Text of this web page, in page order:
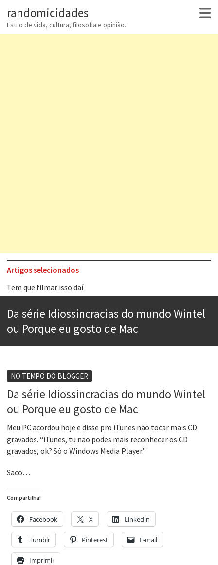
randomicidades
Estilo de vida, cultura, filosofia e opinião.
Artigos selecionados
Tem que filmar isso daí
Aprender a fracassar é o segredo do sucesso
Os causos de Jorge Luis Borges
Voto obrigatório é correto?
Se queres salvar o mundo, o veganismo não é a resposta
Da série Idiossincracias do mundo Wintel
ou Porque eu gosto de Mac
NO TEMPO DO BLOGGER
Da série Idiossincracias do mundo Wintel
ou Porque eu gosto de Mac
Meu PC acordou hoje e disse pro iTunes não tocar mais CD
gravados. “iTunes, tu não podes mais reconhecer os CD
gravados, ok? Só o Windows Media Player.”
Saco…
Compartilha!
Facebook X LinkedIn
Tumblr Pinterest E-mail
Imprimir